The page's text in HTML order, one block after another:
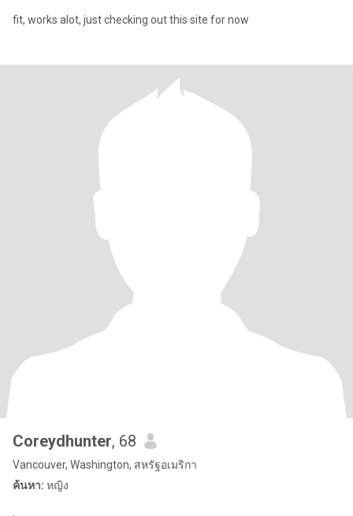
fit, works alot, just checking out this site for now
Coreydhunter, 68
Vancouver, Washington, สหรัฐอเมริกา
ค้นหา: หญิง